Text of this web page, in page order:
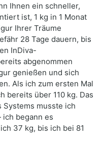
Ihnen ein schneller,
ist, 1 kg in 1 Monat
Ihrer Träume
28 Tage dauern, bis
InDiva-
abgenommen
genießen und sich
Als ich zum ersten Mal
bereits über 110 kg. Das
musste ich
begann es
37 kg, bis ich bei 81